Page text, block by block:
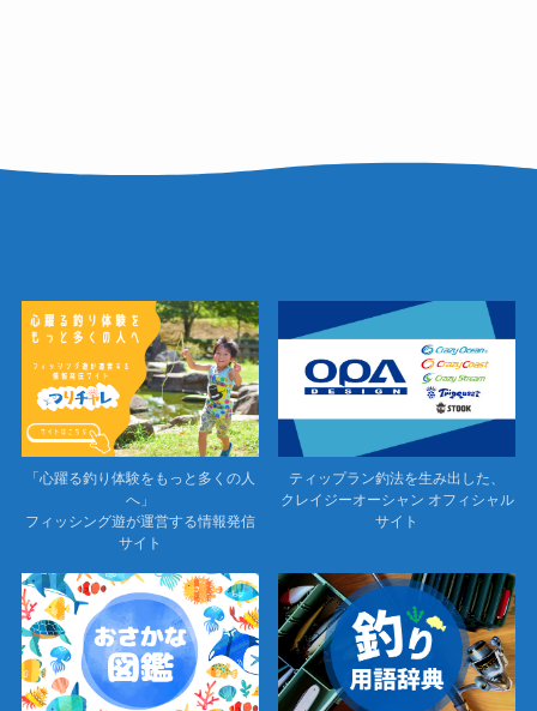
「心躍る釣り体験をもっと多くの人
へ」
フィッシング遊が運営する情報発信
サイト
ティップラン釣法を生み出した、
クレイジーオーシャン オフィシャル
サイト